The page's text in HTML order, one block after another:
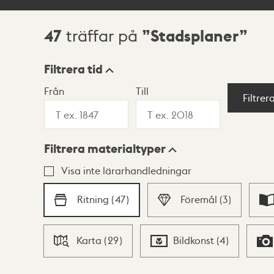
Sökresultat
47 träffar på Stadsplaner
Visningsläge
Lista Karta
Filtrera tid
Från Till
Filtrera materialtyper
Visa inte lärarhandledningar
Ritning (47) Föremål (3)
Karta (29) Bildkonst (4)